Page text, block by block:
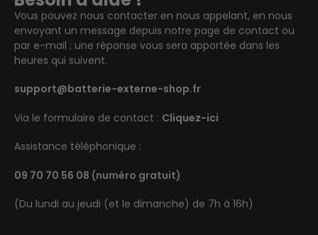
Vous pouvez nous contacter en nous appelant, en nous
envoyant un message depuis notre page de contact ou
par e-mail ; une réponse vous sera apportée dans les
heures qui suivent.
support@batterie-externe-shop.fr
Via le formulaire de contact : Cliquez-ici
Assistance téléphonique :
09 70 70 56 08 (numéro gratuit)
(Du lundi au jeudi (et le dimanche) de 7h à 16h)